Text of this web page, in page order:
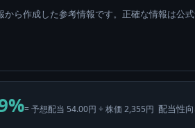
ら作成した参考情報です。正確な情報は公
= 予想配当 54.00円 ÷ 株価 2,355円 配当性向